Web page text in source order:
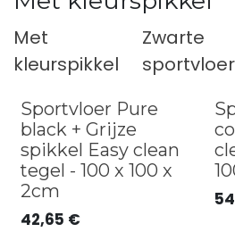
Met
kleurspikkel
Zwarte
sportvloer
Best seller
Sportvloer Pure
black + Grijze
spikkel Easy clean
tegel - 100 x 100 x
2cm
42,65 €